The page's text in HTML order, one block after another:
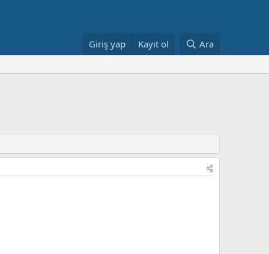
Giriş yap Kayıt ol Ara